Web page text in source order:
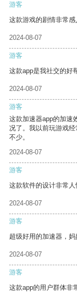
游客
这款游戏的剧情非常感
2024-08-07
游客
这款app是我社交的好
2024-08-07
游客
这款加速器app的加速
况了。我以前玩游戏
不少。
2024-08-07
游客
这款软件的设计非常人
2024-08-07
游客
超级好用的加速器，
2024-08-07
游客
这款app的用户群体非